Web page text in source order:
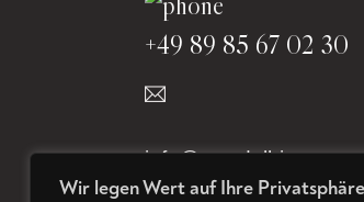
Wir legen Wert auf Ihre Privatsphäre
+49 89 85 67 02 30
info@newdelhi-